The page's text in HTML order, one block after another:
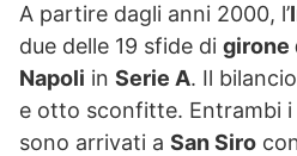
A partire dagli anni 2000, l’
due delle 19 sfide di girone
Napoli in Serie A. Il
e otto sconfitte. Entrambi i
sono arrivati a San Siro